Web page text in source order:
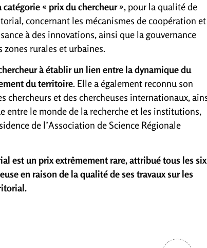
« prix du chercheur », pour la qualité de
concernant les mécanismes de coopération et
à des innovations, ainsi que la gouvernance
zones rurales et urbaines.
à établir un lien entre la dynamique du
du territoire. Elle a également reconnu son
chercheurs et des chercheuses internationaux,
entre le monde de la recherche et les institutions,
de l’Association de Science Régionale
est un prix extrêmement rare, attribué tous les six
en raison de la qualité de ses travaux sur les